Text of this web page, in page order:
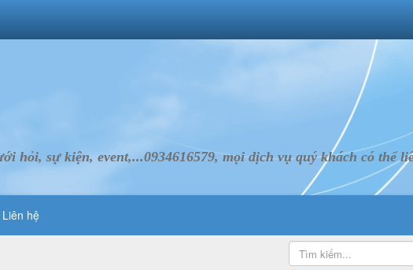
hỏi, sự kiện, event,...0934616579, mọi dịch vụ quý khách có thể
Liên hệ